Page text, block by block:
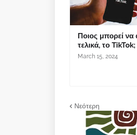
Ποιος μπορεί να
τελικά, το TikTok;
March 15, 2024
Νεότερη